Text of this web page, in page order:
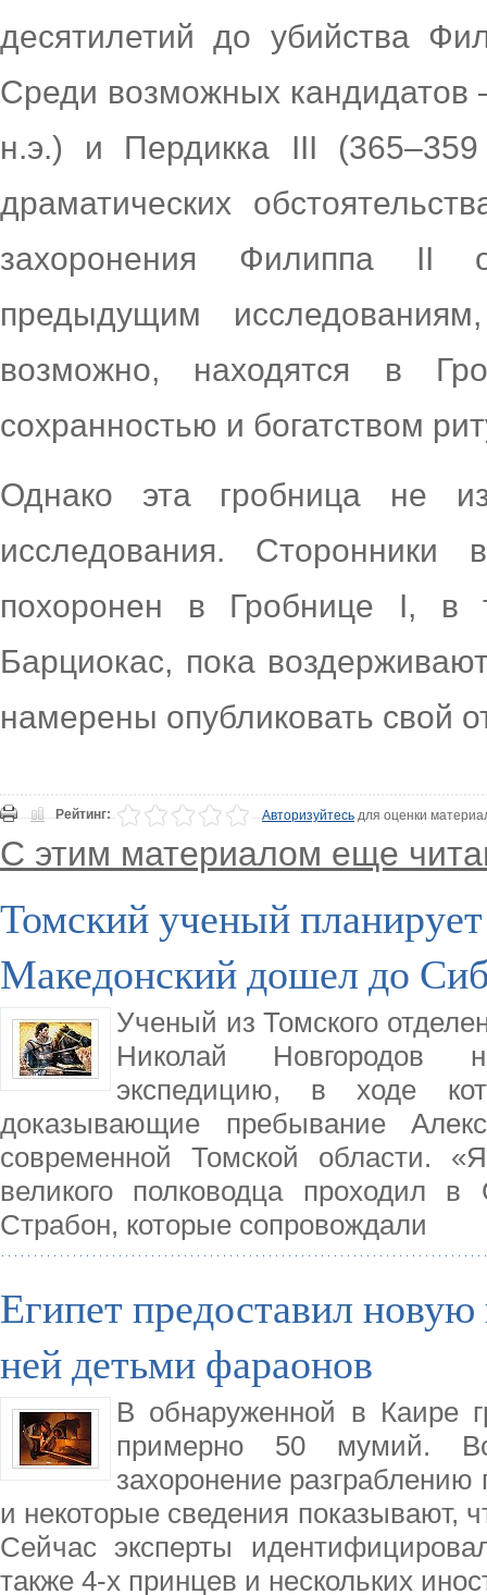
десятилетий до убийства
Среди возможных кандидатов
н.э.) и Пердикка III
драматических
захоронения Филиппа II
предыдущим
возможно, находятся в
сохранностью и богатством
Однако эта гробница не
исследования.
похоронен в Гробнице I, в
Барциокас, пока
намерены опубликовать свой
Рейтинг: Авторизуйтесьдля оценки
С этим материалом еще
Томский ученый
Македонский дошел до
Ученый из Томского
Николай Новгородов
экспедицию, в ходе
доказывающие пребывание
современной Томской области.
великого полководца
Страбон, которые сопровождали
Египет предоставил
ней детьми фараонов
В обнаруженной в Каире
примерно 50 мумий.
захоронение разграблению
и некоторые сведения показывают,
Сейчас эксперты
также 4-х принцев и нескольких